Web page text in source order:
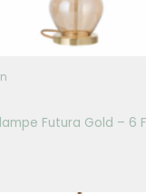
Futura Gold – 6